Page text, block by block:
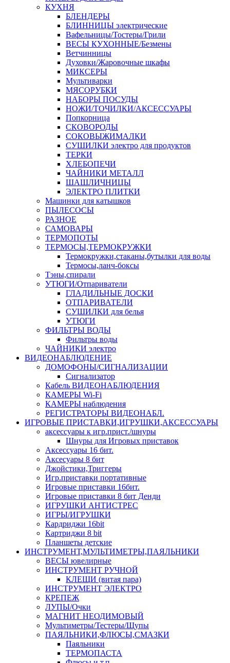
КУХНЯ
БЛЕНДЕРЫ
БЛИННИЦЫ электрические
Вафельницы/Тостеры/Грили
ВЕСЫ КУХОННЫЕ/Безмены
Ветчинницы
Духовки/Жаровочные шкафы
МИКСЕРЫ
Мультиварки
МЯСОРУБКИ
НАБОРЫ ПОСУДЫ
НОЖИ/ТОЧИЛКИ/АКСЕССУАРЫ
Попкорница
СКОВОРОДЫ
СОКОВЫЖИМАЛКИ
СУШИЛКИ электро для продуктов
ТЕРКИ
ХЛЕБОПЕЧИ
ЧАЙНИКИ МЕТАЛЛ
ШАШЛИЧНИЦЫ
ЭЛЕКТРО ПЛИТКИ
Машинки для катышков
ПЫЛЕСОСЫ
РАЗНОЕ
САМОВАРЫ
ТЕРМОПОТЫ
ТЕРМОСЫ,ТЕРМОКРУЖКИ
Термокружки,стаканы,бутылки для воды
Термосы,ланч-боксы
Тэны,спирали
УТЮГИ/Отпариватели
ГЛАДИЛЬНЫЕ ДОСКИ
ОТПАРИВАТЕЛИ
СУШИЛКИ для белья
УТЮГИ
ФИЛЬТРЫ ВОДЫ
Фильтры воды
ЧАЙНИКИ электро
ВИДЕОНАБЛЮДЕНИЕ
ДОМОФОНЫ/СИГНАЛИЗАЦИИ
Сигнализатор
Кабель ВИДЕОНАБЛЮДЕНИЯ
КАМЕРЫ Wi-Fi
КАМЕРЫ наблюдения
РЕГИСТРАТОРЫ ВИДЕОНАБЛ.
ИГРОВЫЕ ПРИСТАВКИ,ИГРУШКИ,АКСЕССУАРЫ
аксесcуары к игр.прист./шнуры
Шнуры для Игровых приставок
Аксессуары 16 бит.
Аксесуары 8 бит
Джойстики,Триггеры
Игр.приставки портативные
Игровые приставки 16бит.
Игровые приставки 8 бит Денди
ИГРУШКИ АНТИСТРЕС
ИГРЫ/ИГРУШКИ
Кардриджи 16bit
Картриджи 8 bit
Планшеты детские
ИНСТРУМЕНТ,МУЛЬТИМЕТРЫ,ПАЯЛЬНИКИ
ВЕСЫ ювелирные
ИНСТРУМЕНТ РУЧНОЙ
КЛЕЩИ (витая пара)
ИНСТРУМЕНТ ЭЛЕКТРО
КРЕПЕЖ
ЛУПЫ/Очки
МАГНИТ НЕОДИМОВЫЙ
Мультиметры/Тестеры/Щупы
ПАЯЛЬНИКИ,ФЛЮСЫ,СМАЗКИ
Паяльники
ТЕРМОПАСТА